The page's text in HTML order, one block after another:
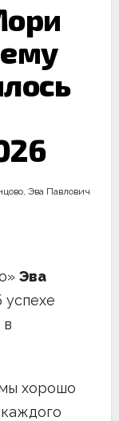
, Эва Павлович
Эва
успехе
хорошо